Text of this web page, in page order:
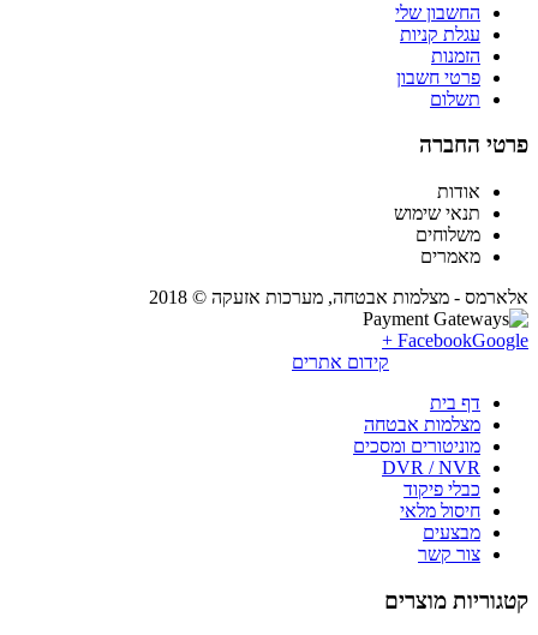
החשבון שלי
עגלת קניות
הזמנות
פרטי חשבון
תשלום
פרטי החברה
אודות
תנאי שימוש
משלוחים
מאמרים
אלארמס - מצלמות אבטחה, מערכות אזעקה © 2018
FacebookGoogle +
קידום אתרים
דף בית
מצלמות אבטחה
מוניטורים ומסכים
DVR / NVR
כבלי פיקוד
חיסול מלאי
מבצעים
צור קשר
קטגוריות מוצרים